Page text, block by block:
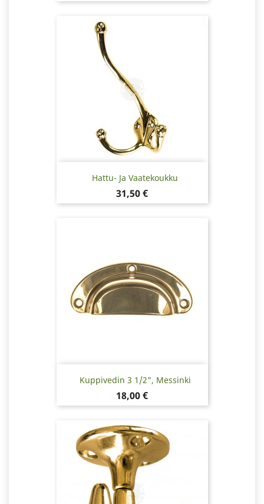
Hattu- Ja Vaatekoukku
Hinta
31,50 €
Kuppivedin 3 1/2", Messinki
Hinta
18,00 €